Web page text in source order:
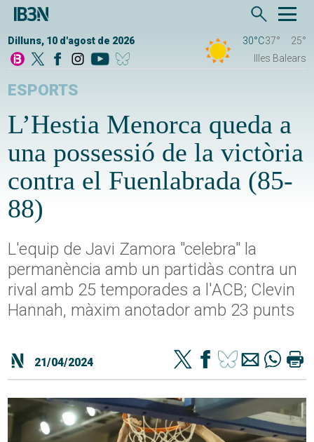
Dilluns, 10 d'agost de 2026 30°C37°
25°
Illes Balears
ESPORTS
L’Hestia Menorca queda a
una possessió de la victòria
contra el Fuenlabrada (85-
88)
L'equip de Javi Zamora "celebra" la
permanència amb un partidàs contra un
rival amb 25 temporades a l'ACB; Clevin
Hannah, màxim anotador amb 23 punts
21/04/2024